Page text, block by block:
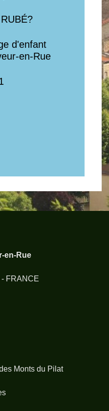
d'enfant
en-Rue
en-Rue
FRANCE
Monts du Pilat